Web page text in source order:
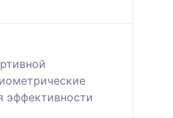
эффективности